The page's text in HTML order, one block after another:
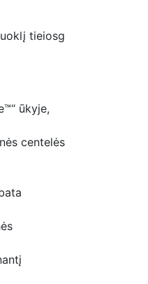
tieiosg
ūkyje,
centelės